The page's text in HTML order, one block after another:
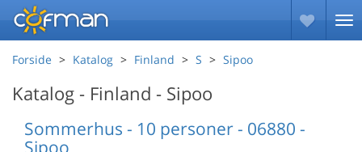
Forside Katalog Finland S Sipoo
Katalog - Finland - Sipoo
Sommerhus - 10 personer - 06880 -
Sipoo